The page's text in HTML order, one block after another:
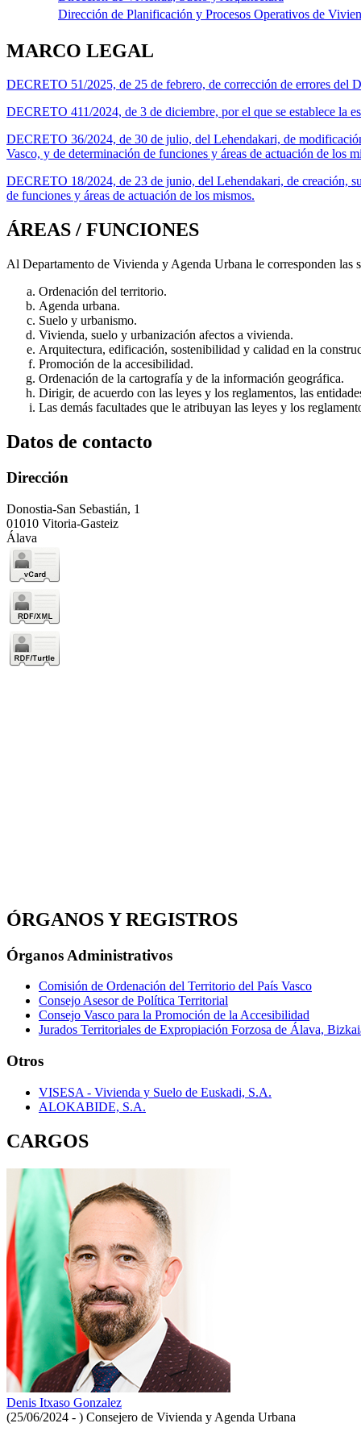
Dirección de Planificación y Procesos Operativos de
MARCO LEGAL
DECRETO 51/2025, de 25 de febrero, de corrección de errores del
DECRETO 411/2024, de 3 de diciembre, por el que se establece la
DECRETO 36/2024, de 30 de julio, del Lehendakari, de
Vasco, y de determinación de funciones y áreas de actuación de los
DECRETO 18/2024, de 23 de junio, del Lehendakari, de creación,
de funciones y áreas de actuación de los mismos.
ÁREAS / FUNCIONES
Al Departamento de Vivienda y Agenda Urbana le corresponden las
Ordenación del territorio.
Agenda urbana.
Suelo y urbanismo.
Vivienda, suelo y urbanización afectos a vivienda.
Arquitectura, edificación, sostenibilidad y calidad en la
Promoción de la accesibilidad.
Ordenación de la cartografía y de la información geográfica.
Dirigir, de acuerdo con las leyes y los reglamentos, las
Las demás facultades que le atribuyan las leyes y los
Datos de contacto
Dirección
Donostia-San Sebastián, 1
01010 Vitoria-Gasteiz
Álava
ÓRGANOS Y REGISTROS
Órganos Administrativos
Comisión de Ordenación del Territorio del País Vasco
Consejo Asesor de Política Territorial
Consejo Vasco para la Promoción de la Accesibilidad
Jurados Territoriales de Expropiación Forzosa de Álava,
Otros
VISESA - Vivienda y Suelo de Euskadi, S.A.
ALOKABIDE, S.A.
CARGOS
Denis Itxaso Gonzalez
(25/06/2024 - ) Consejero de Vivienda y Agenda Urbana